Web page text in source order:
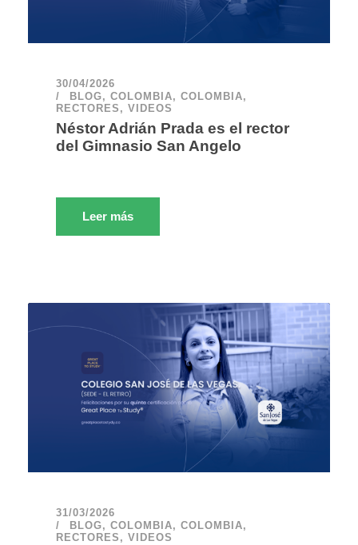
30/04/2026
BLOG, COLOMBIA, COLOMBIA,
RECTORES , VIDEOS
Néstor Adrián Prada es el rector
del Gimnasio San Angelo
Leer más
31/03/2026
BLOG, COLOMBIA, COLOMBIA,
RECTORES , VIDEOS